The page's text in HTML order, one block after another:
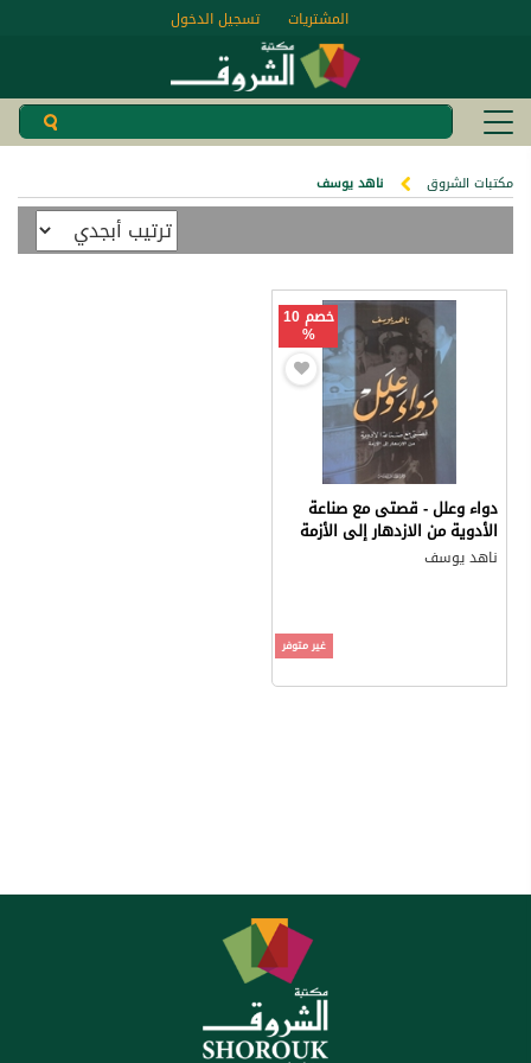
تسجيل الدخول المشتريات
مكتبات الشروق ناهد يوسف
خصم 10
%
دواء وعلل - قصتى مع صناعة
الأدوية من الازدهار إلى الأزمة
ناهد يوسف
غير متوفر